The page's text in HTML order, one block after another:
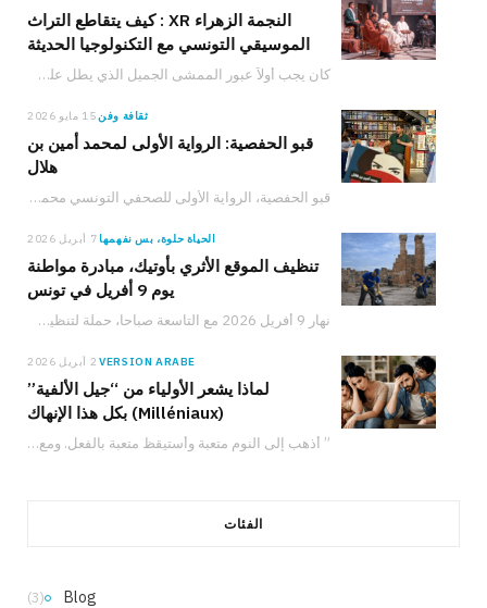
g
r
b
d
I
k
النجمة الزهراء XR : كيف يتقاطع التراث
الموسيقي التونسي مع التكنولوجيا الحديثة
كان يجب أولاً عبور الممشى الجميل الذي يطل على البحر للوصول إلى مكان الحدث. في…
ثقافة وفن15 مايو 2026
قبو الحفصية: الرواية الأولى لمحمد أمين بن
هلال
قبو الحفصية، الرواية الأولى للصحفي التونسي محمد أمين بن هلال، الصادرة عن دار نشر سيريس،…
الحياة حلوة، بس نفهمها 7 أبريل 2026
تنظيف الموقع الأثري بأوتيك، مبادرة مواطنة
يوم 9 أفريل في تونس
نهار 9 أفريل 2026 مع التاسعة صباحا، حملة لتنظيف الموقع الأثري بأوتيك تدعو المواطنين والعائلات والشباب للمشاركة في حماية التراث التونسي والعمل من أجل البيئة.
VERSION ARABE 2 أبريل 2026
لماذا يشعر الأولياء من “جيل الألفية”
(Milléniaux) بكل هذا الإنهاك
” أذهب إلى النوم متعبة وأستيقظ متعبة بالفعل. ومع ذلك، لدي شعور دائم بأنني لا…
الفئات
Blog
(3)